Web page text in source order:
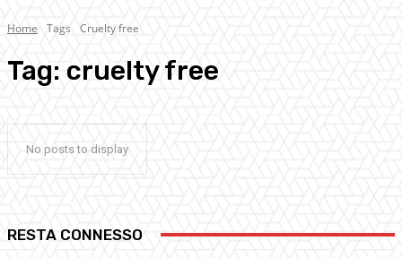
Home Tags Cruelty free
Tag: cruelty free
No posts to display
RESTA CONNESSO